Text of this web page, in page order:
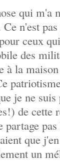
qui m'a
Ce n'est
ceux
des
à la
je ne
de cette
partage
que
un